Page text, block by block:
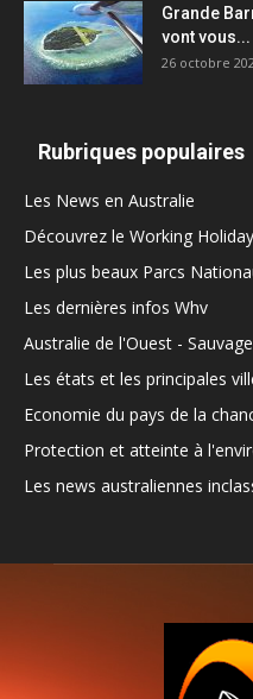
Grande
vont vous...
26 octobre
Rubriques populaires
Les News en Australie
Découvrez le Working
Les plus beaux Parcs
Les dernières infos Whv
Australie de l'Ouest -
Les états et les principales
Economie du pays de la
Protection et atteinte à
Les news australiennes